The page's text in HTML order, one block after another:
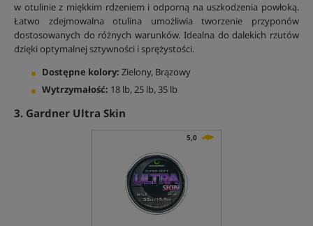
w otulinie z miękkim rdzeniem i odporną na uszkodzenia powłoką.
Łatwo zdejmowalna otulina umożliwia tworzenie przyponów
dostosowanych do różnych warunków. Idealna do dalekich rzutów
dzięki optymalnej sztywności i sprężystości.
Dostępne kolory: Zielony, Brązowy
Wytrzymałość: 18 lb, 25 lb, 35 lb
3. Gardner Ultra Skin
5,0